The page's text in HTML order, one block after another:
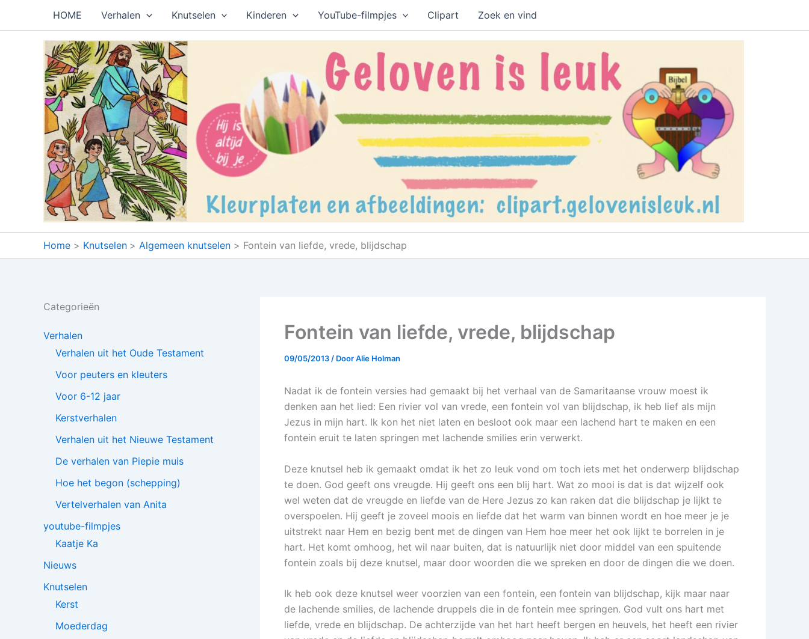
HOME Verhalen Knutselen Kinderen YouTube-filmpjes Clipart Zoek en vind
Home Knutselen Algemeen knutselen Fontein van liefde, vrede, blijdschap
Categorieën
Verhalen
Verhalen uit het Oude Testament
Voor peuters en kleuters
Voor 6-12 jaar
Kerstverhalen
Verhalen uit het Nieuwe Testament
De verhalen van Piepie muis
Hoe het begon (schepping)
Vertelverhalen van Anita
youtube-filmpjes
Kaatje Ka
Nieuws
Knutselen
Kerst
Moederdag
Fontein van liefde, vrede, blijdschap
09/05/2013 / DoorAlie Holman
Nadat ik de fontein versies had gemaakt bij het verhaal van de Samaritaanse vrouw moest ik
denken aan het lied: Een rivier vol van vrede, een fontein vol van blijdschap, ik heb lief als mijn
Jezus in mijn hart. Ik kon het niet laten en besloot ook maar een lachend hart te maken en een
fontein eruit te laten springen met lachende smilies erin verwerkt.
Deze knutsel heb ik gemaakt omdat ik het zo leuk vond om toch iets met het onderwerp blijdschap
te doen. God geeft ons vreugde. Hij geeft ons een blij hart. Wat zo mooi is dat is dat wijzelf ook
wel weten dat de vreugde en liefde van de Here Jezus zo kan raken dat die blijdschap je lijkt te
overspoelen. Hij geeft je zoveel moois en liefde dat het warm van binnen wordt en hoe meer je je
uitstrekt naar Hem en bezig bent met de dingen van Hem hoe meer het ook lijkt te borrelen in je
hart. Het komt omhoog, het wil naar buiten, dat is natuurlijk niet door middel van een spuitende
fontein zoals bij deze knutsel, maar door woorden die we spreken en door de dingen die we doen.
Ik heb ook deze knutsel weer voorzien van een fontein, een fontein van blijdschap, kijk maar naar
de lachende smilies, de lachende druppels die in de fontein mee springen. God vult ons hart met
liefde, vrede en blijdschap. De achterzijde van het hart heeft bergen en heuvels, het heeft een rivier